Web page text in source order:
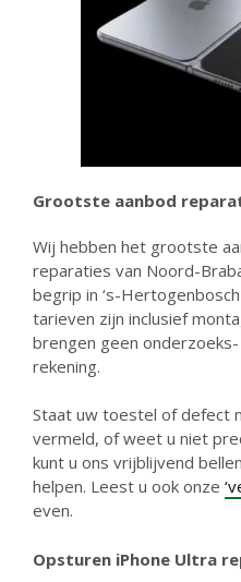
Grootste aanbod
Wij hebben het grootste
reparaties van Noord-
begrip in ‘s-
tarieven zijn inclusief
brengen geen
rekening.
Staat uw toestel of defect
vermeld, of weet u niet
kunt u ons vrijblijvend
helpen. Leest u ook onze
even.
Opsturen iPhone Ultra